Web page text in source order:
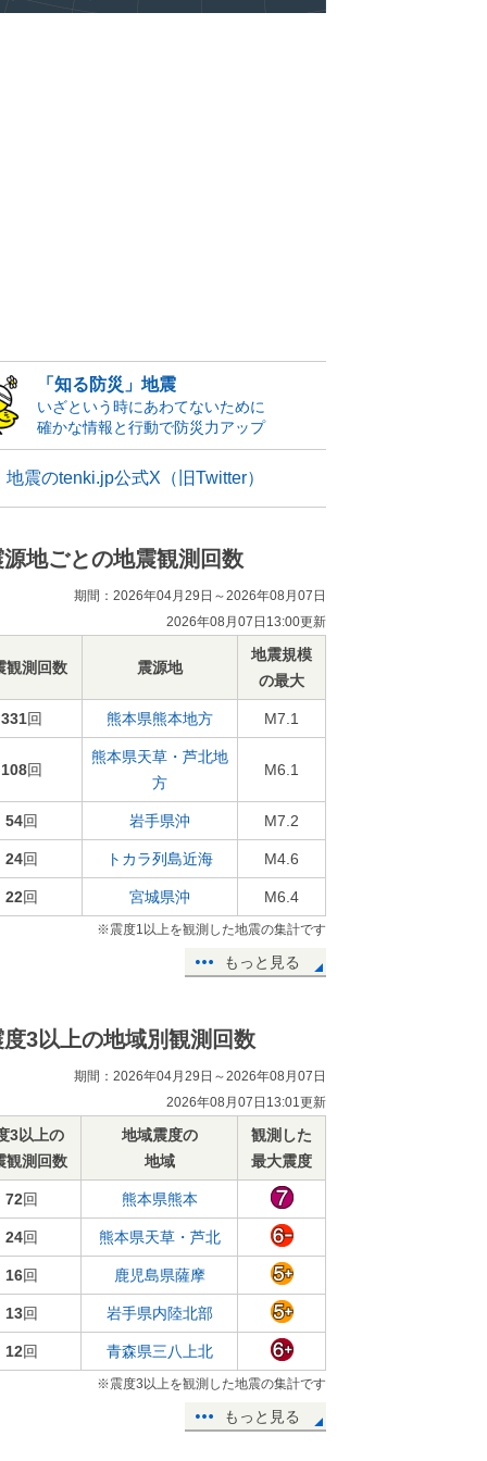
「知る防災」地震
いざという時にあわてないために
確かな情報と行動で防災力アップ
地震のtenki.jp公式X（旧Twitter）
源地ごとの地震観測回数
期間：2026年04月29日～2026年08月07日
2026年08月07日13:00更新
観測回数 震源地
地震規模
の最大
331回 熊本県熊本地方 M7.1
108回
熊本県天草・芦北地
方
M6.1
54回 岩手県沖 M7.2
24回 トカラ列島近海 M4.6
22回 宮城県沖 M6.4
※震度1以上を観測した地震の集計です
もっと見る
度3以上の地域別観測回数
期間：2026年04月29日～2026年08月07日
2026年08月07日13:01更新
3以上の
観測回数
地域震度の
地域
観測した
最大震度
72回 熊本県熊本
24回 熊本県天草・芦北
16回 鹿児島県薩摩
13回 岩手県内陸北部
12回 青森県三八上北
※震度3以上を観測した地震の集計です
もっと見る